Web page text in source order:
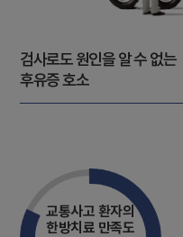
검사로도 원인을 알 수 없는
후유증 호소
교통사고 환자의
한방치료 만족도